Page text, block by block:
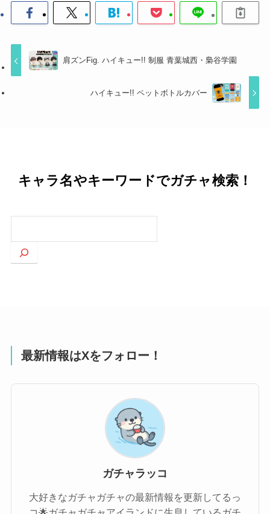
肩ズンFig. ハイキュー!! 制服 青葉城西・梟谷学園
ハイキュー!! ペットボトルカバー
キャラ名やキーワードでガチャ検索！
索
最新情報はXをフォロー！
ガチャラッコ
大好きなガチャガチャの最新情報を更新してるっ